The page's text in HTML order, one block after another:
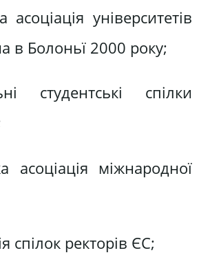
університетів
в Болоньї 2000 року;
студентські спілки
асоціація міжнародної
спілок ректорів ЄС;